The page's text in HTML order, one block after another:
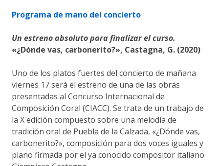
Programa de mano del concierto
Un estreno absoluto para finalizar el curso.
«¿Dónde vas, carbonerito?», Castagna, G. (2020)
Uno de los platos fuertes del concierto de mañana
viernes 17 será el estreno de una de las obras
presentadas al Concurso Internacional de
Composición Coral (CIACC). Se trata de un trabajo de
la X edición compuesto sobre una melodía de
tradición oral de Puebla de la Calzada, «¿Dónde vas,
carbonerito?», composición para dos voces iguales y
piano firmada por el ya conocido compositor italiano